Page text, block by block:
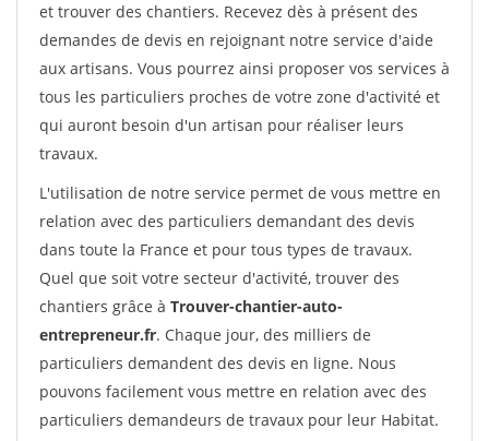
et trouver des chantiers. Recevez dès à présent des
demandes de devis en rejoignant notre service d'aide
aux artisans. Vous pourrez ainsi proposer vos services à
tous les particuliers proches de votre zone d'activité et
qui auront besoin d'un artisan pour réaliser leurs
travaux.
L'utilisation de notre service permet de vous mettre en
relation avec des particuliers demandant des devis
dans toute la France et pour tous types de travaux.
Quel que soit votre secteur d'activité, trouver des
chantiers grâce à Trouver-chantier-auto-
entrepreneur.fr. Chaque jour, des milliers de
particuliers demandent des devis en ligne. Nous
pouvons facilement vous mettre en relation avec des
particuliers demandeurs de travaux pour leur Habitat.